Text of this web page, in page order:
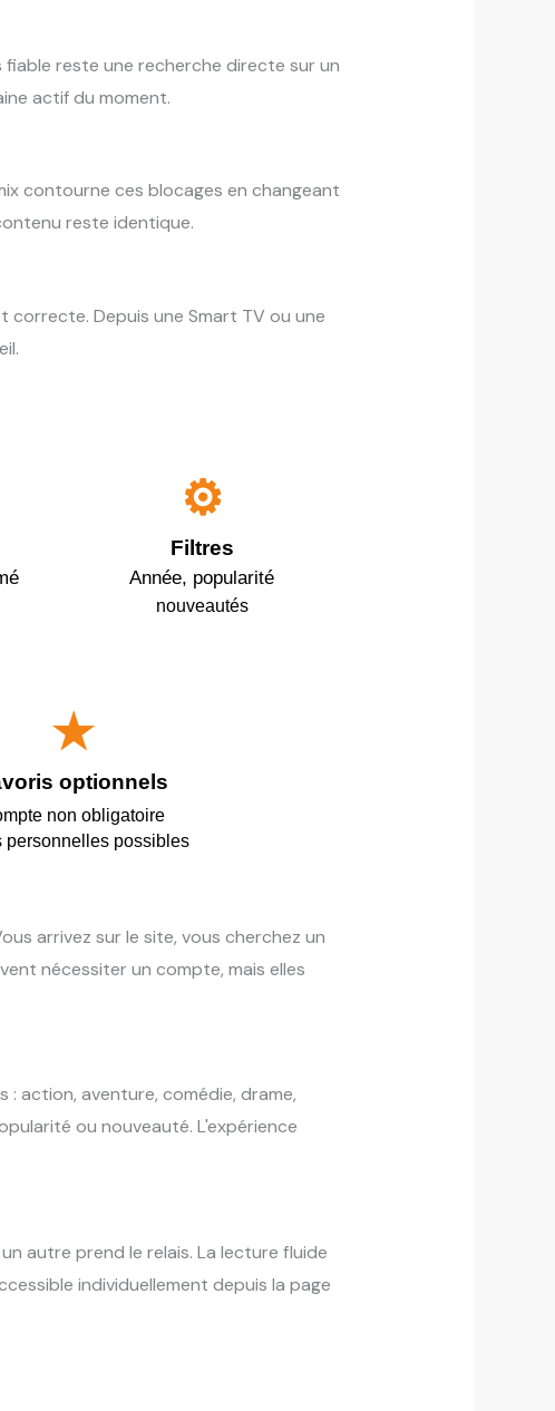
fiable reste une recherche directe sur un
actif du moment.
contourne ces blocages en changeant
reste identique.
Depuis une Smart TV ou une
⚙️
Filtres
Année, popularité
nouveautés
★
optionnels
non obligatoire
personnelles possibles
arrivez sur le site, vous cherchez un
nécessiter un compte, mais elles
action, aventure, comédie, drame,
ou nouveauté. L'expérience
autre prend le relais. La lecture fluide
individuellement depuis la page